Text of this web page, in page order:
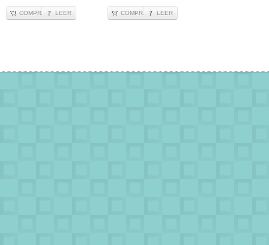
COMPRA LEER COMPRA LEER